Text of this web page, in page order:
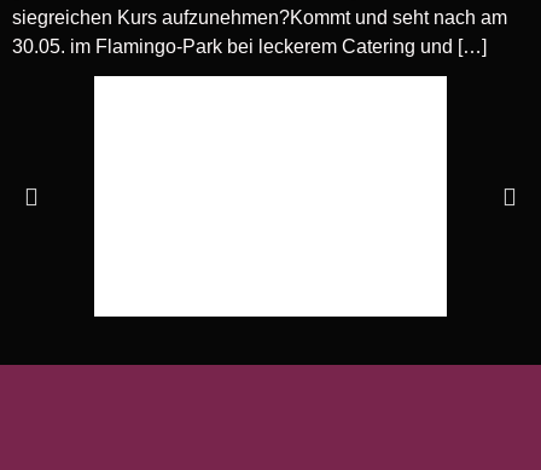
siegreichen Kurs aufzunehmen?Kommt und seht nach am
30.05. im Flamingo-Park bei leckerem Catering und […]